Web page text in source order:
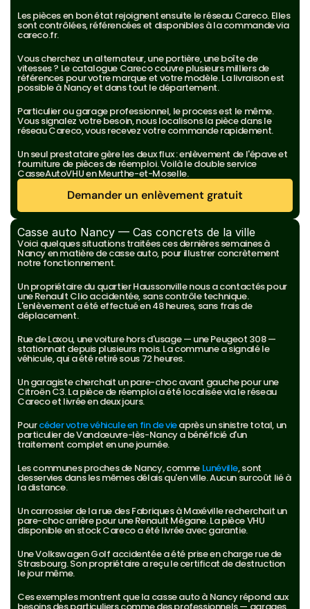
Les pièces en bon état rejoignent ensuite le réseau Careco. Elles
sont contrôlées, référencées et disponibles à la commande via
careco.fr.
Vous cherchez un alternateur, une portière, une boîte de
vitesses ? Le catalogue Careco couvre plusieurs milliers de
références pour votre marque et votre modèle. La livraison est
possible à Nancy et dans tout le département.
Particulier ou garage professionnel, le process est le même.
Vous signalez votre besoin, nous localisons la pièce dans le
réseau Careco, vous recevez votre commande rapidement.
Un seul prestataire gère les deux flux : enlèvement de l'épave et
fourniture de pièces de réemploi. Voilà le double service
CasseAutoVHU en Meurthe-et-Moselle.
Demander un enlèvement gratuit
Demander un enlèvement gratuit
Casse auto Nancy — Cas concrets de la ville
Voici quelques situations traitées ces dernières semaines à
Nancy en matière de casse auto, pour illustrer concrètement
notre fonctionnement.
Un propriétaire du quartier Haussonville nous a contactés pour
une Renault Clio accidentée, sans contrôle technique.
L'enlèvement a été effectué en 48 heures, sans frais de
déplacement.
Rue de Laxou, une voiture hors d'usage — une Peugeot 308 —
stationnait depuis plusieurs mois. La commune a signalé le
véhicule, qui a été retiré sous 72 heures.
Un garagiste cherchait un pare-choc avant gauche pour une
Citroën C3. La pièce de réemploi a été localisée via le réseau
Careco et livrée en deux jours.
Pour céder votre véhicule en fin de vie après un sinistre total, un
particulier de Vandœuvre-lès-Nancy a bénéficié d'un
traitement complet en une journée.
Les communes proches de Nancy, comme Lunéville, sont
desservies dans les mêmes délais qu'en ville. Aucun surcoût lié à
la distance.
Un carrossier de la rue des Fabriques à Maxéville recherchait un
pare-choc arrière pour une Renault Mégane. La pièce VHU
disponible en stock Careco a été livrée avec garantie.
Une Volkswagen Golf accidentée a été prise en charge rue de
Strasbourg. Son propriétaire a reçu le certificat de destruction
le jour même.
Ces exemples montrent que la casse auto à Nancy répond aux